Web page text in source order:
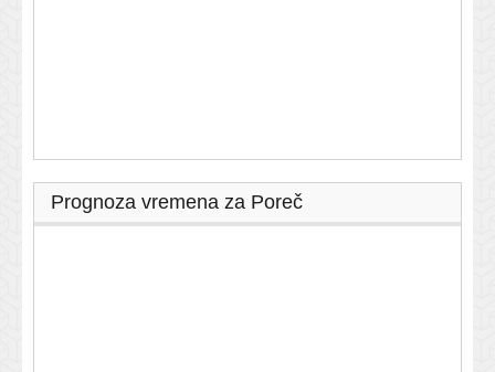
Prognoza vremena za Poreč